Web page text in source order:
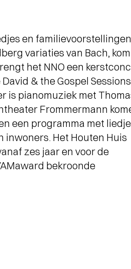
SCHUMACHER
AGAINST
ELEMENTS-
en
variaties van Bach,
het NNO een
& the Gospel Sessions
is pianomuziek met
Frommermann
een programma met
inwoners. Het Houten Huis
zes jaar en voor de
bekroonde